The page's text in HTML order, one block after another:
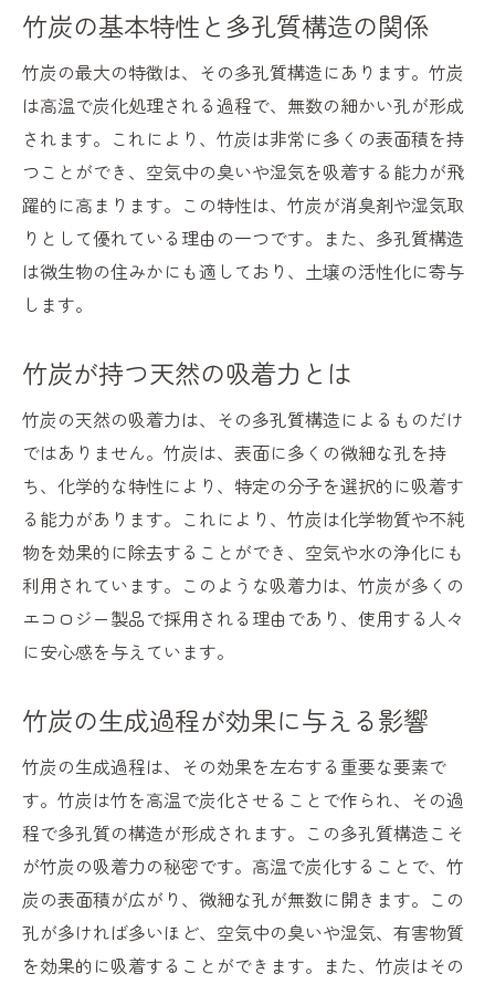
空気中の有害物質を吸着する力
竹炭が湿度調整に果たす役割
空気浄化に適した竹炭の使い方
竹炭を使った持続可能な室内環境改善
効果的な空気清浄のための竹炭の配置
竹炭の多孔質構造がもたらす環境効果
多孔質構造が生み出す驚きの吸着力
竹炭が地球環境に与える優しい影響
竹炭の構造を活かした様々な利用法
竹炭製品の選び方とその利点
竹炭で土壌改良！農業での活用法
竹炭がもたらす土壌の栄養改善
農業における竹炭の役割と効果
持続可能な農業を支える竹炭の力
竹炭の利用で得られる収穫量の向上
竹炭を使用した環境に優しい農法
竹炭が臭いを吸収するメカニズム
竹炭による自然な消臭効果
臭い成分と竹炭の関係性
竹炭が臭いを吸着する仕組み
消臭の仕方と竹炭の利点
竹炭製品で快適な空間作り
効果的な竹炭消臭剤の選び方
竹炭の基本特性と多孔質構造の関係
竹炭の最大の特徴は、その多孔質構造にあります。竹炭
は高温で炭化処理される過程で、無数の細かい孔が形成
されます。これにより、竹炭は非常に多くの表面積を持
つことができ、空気中の臭いや湿気を吸着する能力が飛
躍的に高まります。この特性は、竹炭が消臭剤や湿気取
りとして優れている理由の一つです。また、多孔質構造
は微生物の住みかにも適しており、土壌の活性化に寄与
します。
竹炭が持つ天然の吸着力とは
竹炭の天然の吸着力は、その多孔質構造によるものだけ
ではありません。竹炭は、表面に多くの微細な孔を持
ち、化学的な特性により、特定の分子を選択的に吸着す
る能力があります。これにより、竹炭は化学物質や不純
物を効果的に除去することができ、空気や水の浄化にも
利用されています。このような吸着力は、竹炭が多くの
エコロジー製品で採用される理由であり、使用する人々
に安心感を与えています。
竹炭の生成過程が効果に与える影響
竹炭の生成過程は、その効果を左右する重要な要素で
す。竹炭は竹を高温で炭化させることで作られ、その過
程で多孔質の構造が形成されます。この多孔質構造こそ
が竹炭の吸着力の秘密です。高温で炭化することで、竹
炭の表面積が広がり、微細な孔が無数に開きます。この
孔が多ければ多いほど、空気中の臭いや湿気、有害物質
を効果的に吸着することができます。また、竹炭はその